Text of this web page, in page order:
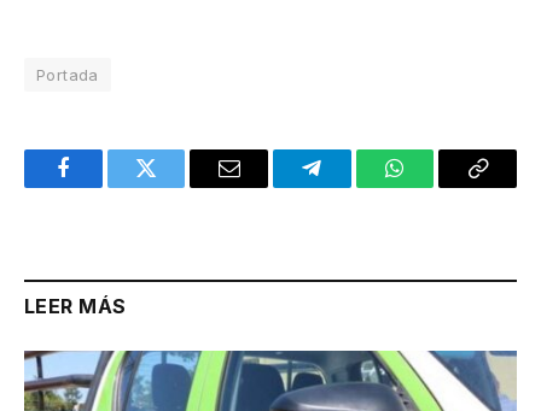
Portada
FacebookTwitter Email TelegramWhatsAppCopy
LEER MÁS